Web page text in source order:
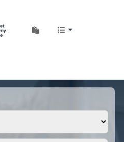
Ekonomicznego w